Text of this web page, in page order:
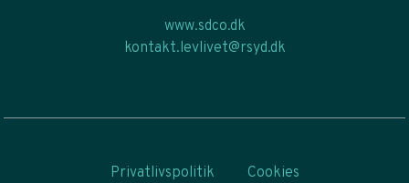
www.sdco.dk
kontakt.levlivet@rsyd.dk
Privatlivspolitik Cookies